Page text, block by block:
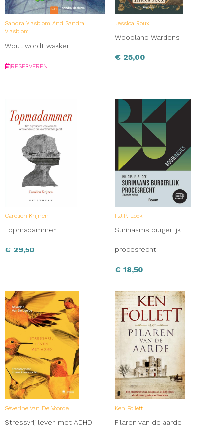
Sandra Vlasblom And Sandra
Vlasblom
Wout wordt wakker
RESERVEREN
Jessica Roux
Woodland Wardens
€ 25,00
Carolien Krijnen
Topmadammen
€ 29,50
F.J.P. Lock
Surinaams burgerlijk
procesrecht
€ 18,50
Séverine Van De Voorde
Stressvrij leven met ADHD
Ken Follett
Pilaren van de aarde